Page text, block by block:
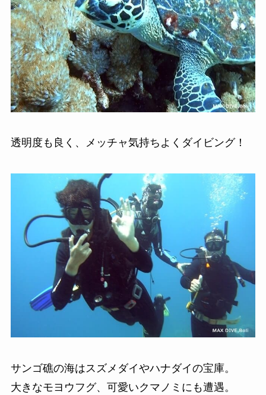
透明度も良く、メッチャ気持ちよくダイビング！
サンゴ礁の海はスズメダイやハナダイの宝庫。
大きなモヨウフグ、可愛いクマノミにも遭遇。